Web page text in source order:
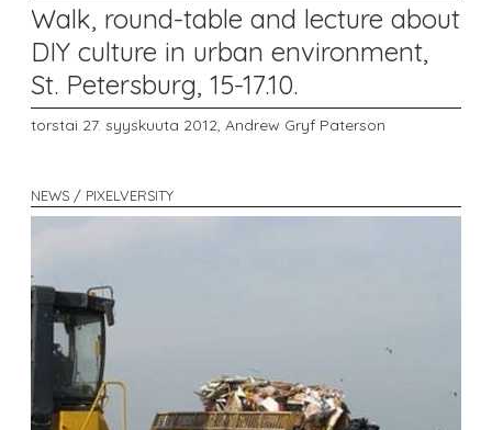
Walk, round-table and lecture about
DIY culture in urban environment,
St. Petersburg, 15-17.10.
torstai 27. syyskuuta 2012, Andrew Gryf Paterson
NEWS / PIXELVERSITY